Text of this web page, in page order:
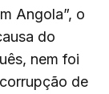
Angola”, o
do
nem foi
de